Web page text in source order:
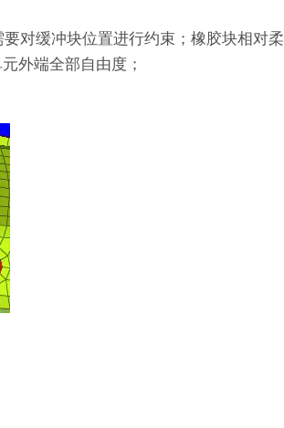
对缓冲块位置进行约束；橡胶块相对柔
外端全部自由度；